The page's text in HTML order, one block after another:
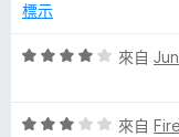
，
分
標示
評
分
來自
評
來自